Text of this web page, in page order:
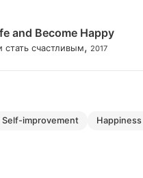
and Become Happy
стать счастливым, 2017
self-improvement happiness